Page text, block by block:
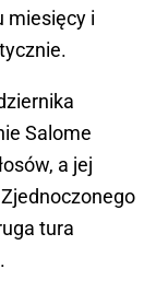
miesięcy i
Salome
a jej
tura